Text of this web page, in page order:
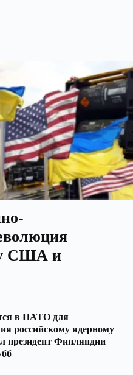
у США и
в НАТО для
российскому ядерному
президент Финляндии